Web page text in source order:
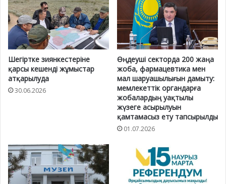
Шегіртке зиянкестеріне
қарсы кешенді жұмыстар
атқарылуда
30.06.2026
Өңдеуші секторда 200 жаңа
жоба, фармацевтика мен
мал шаруашылығын дамыту:
мемлекеттік органдарға
жобалардың уақтылы
жүзеге асырылуын
қамтамасыз ету тапсырылды
01.07.2026